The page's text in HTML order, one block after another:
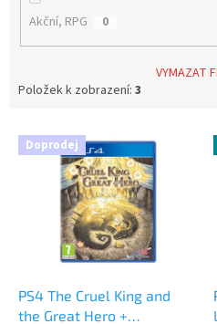
Akční, RPG 0
VYMAZAT
Položek k zobrazení: 3
V Doprodej
PS4 The Cruel King and
the Great Hero +